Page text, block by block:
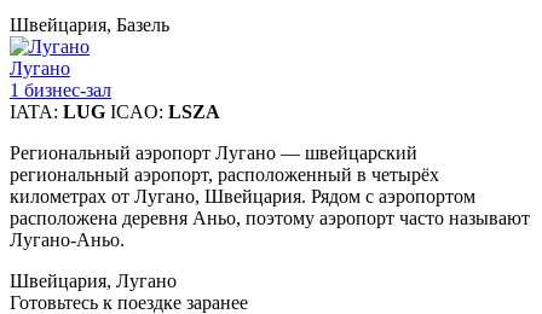
Швейцария, Базель
Лугано
1 бизнес-зал
IATA: LUG ICAO: LSZA
Региональный аэропорт Лугано — швейцарский
региональный аэропорт, расположенный в четырёх
километрах от Лугано, Швейцария. Рядом с аэропортом
расположена деревня Аньо, поэтому аэропорт часто называют
Лугано-Аньо.
Швейцария, Лугано
Готовьтесь к поездке заранее